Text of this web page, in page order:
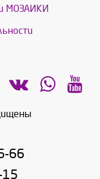
МОЗАИКИ
66